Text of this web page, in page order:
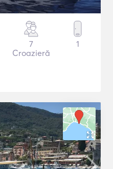
7
Croazieră
1